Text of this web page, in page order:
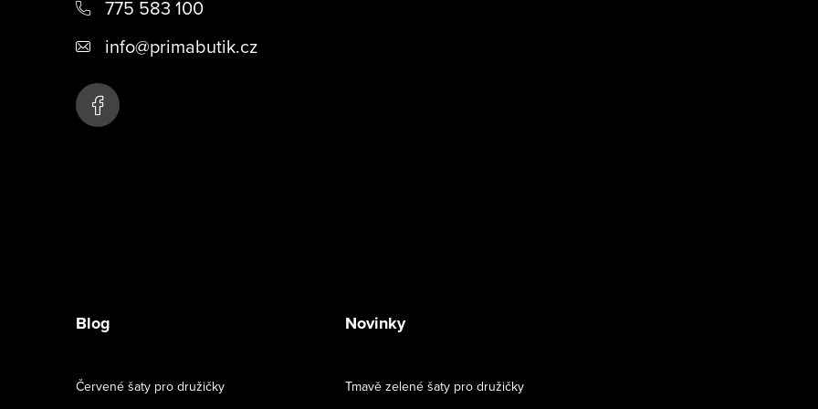
775 583 100
info@primabutik.cz
Blog
Červené šaty pro družičky
Novinky
Tmavě zelené šaty pro družičky